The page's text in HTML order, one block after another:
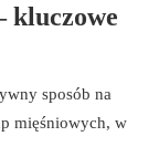
kluczowe
sposób na
mięśniowych, w